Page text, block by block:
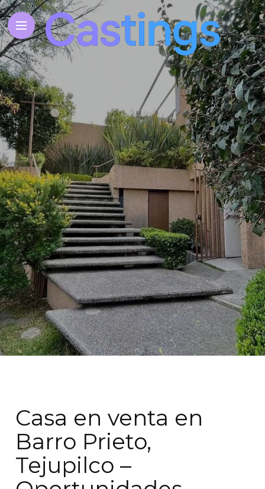
Casa en venta en
Barro Prieto,
Tejupilco –